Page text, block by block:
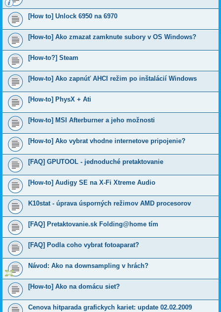
[How to] Unlock 6950 na 6970
[How-to] Ako zmazat zamknute subory v OS Windows?
[How-to?] Steam
[How-to] Ako zapnúť AHCI režim po inštalácií Windows
[How-to] PhysX + Ati
[How-to] MSI Afterburner a jeho možnosti
[How-to] Ako vybrat vhodne internetove pripojenie?
[FAQ] GPUTOOL - jednoduché pretaktovanie
[How-to] Audigy SE na X-Fi Xtreme Audio
K10stat - úprava úsporných režimov AMD procesorov
[FAQ] Pretaktovanie.sk Folding@home tím
[FAQ] Podla coho vybrat fotoaparat?
Návod: Ako na downsampling v hrách?
[How-to] Ako na domácu siet?
Cenova hitparada grafickych kariet: update 02.02.2009